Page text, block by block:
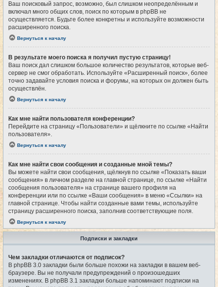
Ваш поисковый запрос, возможно, был слишком неопределённым и
включал много общих слов, поиск по которым в phpBB не
осуществляется. Будьте более конкретны и используйте возможности
расширенного поиска.
Вернуться к началу
В результате моего поиска я получил пустую страницу!
Ваш поиск дал слишком большое количество результатов, которые веб-
сервер не смог обработать. Используйте «Расширенный поиск», более
точно задавайте условия поиска и форумы, на которых он должен быть
осуществлён.
Вернуться к началу
Как мне найти пользователя конференции?
Перейдите на страницу «Пользователи» и щёлкните по ссылке «Найти
пользователя».
Вернуться к началу
Как мне найти свои сообщения и созданные мной темы?
Вы можете найти свои сообщения, щёлкнув по ссылке «Показать ваши
сообщения» в личном разделе на главной странице, по ссылке «Найти
сообщения пользователя» на странице вашего профиля на
конференции или по ссылке «Ваши сообщения» в меню «Ссылки» на
главной странице. Чтобы найти созданные вами темы, используйте
страницу расширенного поиска, заполнив соответствующие поля.
Вернуться к началу
Подписки и закладки
Чем закладки отличаются от подписок?
В phpBB 3.0 закладки были больше похожи на закладки в вашем веб-
браузере. Вы не получали предупреждений о произошедших
изменениях. В phpBB 3.1 закладки больше напоминают подписки на